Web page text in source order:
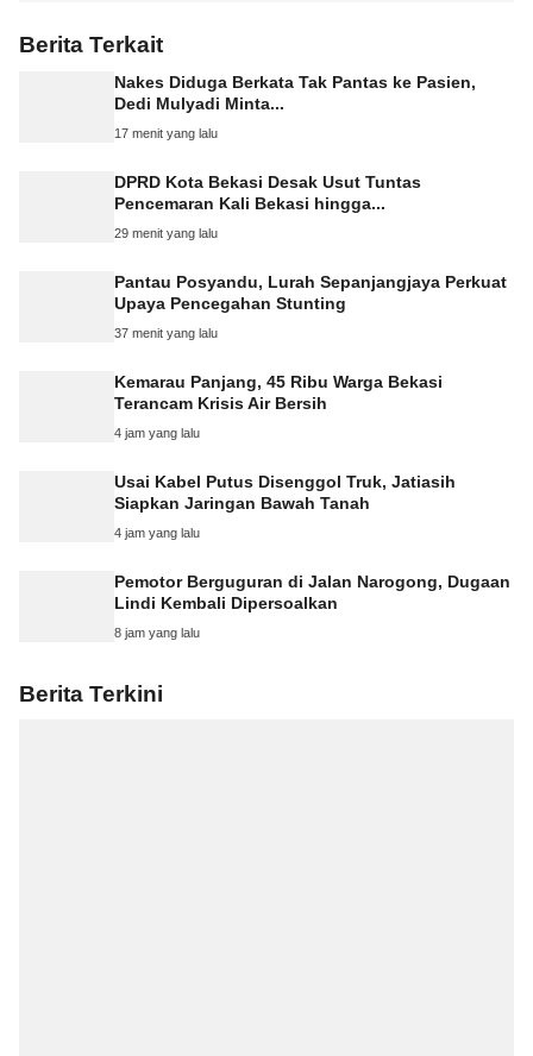
Berita Terkait
Nakes Diduga Berkata Tak Pantas ke Pasien,
Dedi Mulyadi Minta...
17 menit yang lalu
DPRD Kota Bekasi Desak Usut Tuntas
Pencemaran Kali Bekasi hingga...
29 menit yang lalu
Pantau Posyandu, Lurah Sepanjangjaya Perkuat
Upaya Pencegahan Stunting
37 menit yang lalu
Kemarau Panjang, 45 Ribu Warga Bekasi
Terancam Krisis Air Bersih
4 jam yang lalu
Usai Kabel Putus Disenggol Truk, Jatiasih
Siapkan Jaringan Bawah Tanah
4 jam yang lalu
Pemotor Berguguran di Jalan Narogong, Dugaan
Lindi Kembali Dipersoalkan
8 jam yang lalu
Berita Terkini